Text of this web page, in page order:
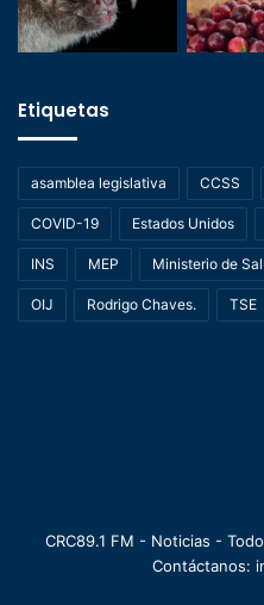
Etiquetas
asamblea legislativa CCSS
COVID-19 Estados Unidos
INS MEP Ministerio de
OIJ Rodrigo Chaves. TSE
CRC89.1 FM - Noticias -
Contáctanos: